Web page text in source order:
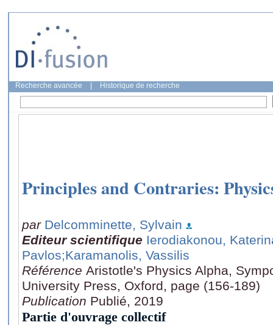
Recherche avancée Historique de recherche
Principles and Contraries:
par Delcomminette, Sylvain
Editeur scientifique Ierodiakonou,
Pavlos;Karamanolis, Vassilis
Référence Aristotle's Physics Alpha,
University Press, Oxford, page (156-189)
Publication Publié, 2019
Partie d'ouvrage collectif